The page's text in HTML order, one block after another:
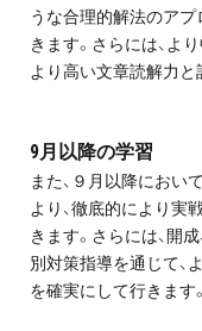
うな合理的解法のア
きます。さらには、よ
より高い文章読解力と
9月以降の学習
また、９月以降におい
より、徹底的により実
きます。さらには、開
別対策指導を通じて、
を確実にして行きます。